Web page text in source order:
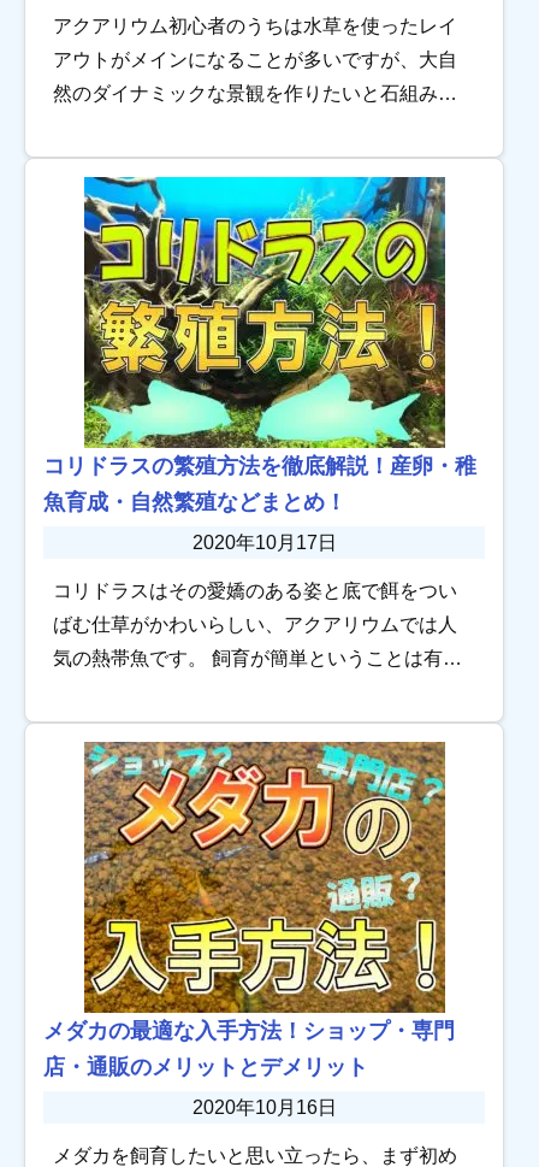
アクアリウム初心者のうちは水草を使ったレイ
アウトがメインになることが多いですが、大自
然のダイナミックな景観を作りたいと石組みを
帯魚を考えたとき、一体どんな種類が向いてい
るのかと […]
コリドラスの繁殖方法を徹底解説！産卵・稚
魚育成・自然繁殖などまとめ！
2020年10月17日
コリドラスはその愛嬌のある姿と底で餌をつい
ばむ仕草がかわいらしい、アクアリウムでは人
気の熱帯魚です。 飼育が簡単ということは有名
環境さえ整えることができれば、自然繁殖する
ことも少 […]
メダカの最適な入手方法！ショップ・専門
店・通販のメリットとデメリット
2020年10月16日
メダカを飼育したいと思い立ったら、まず初め